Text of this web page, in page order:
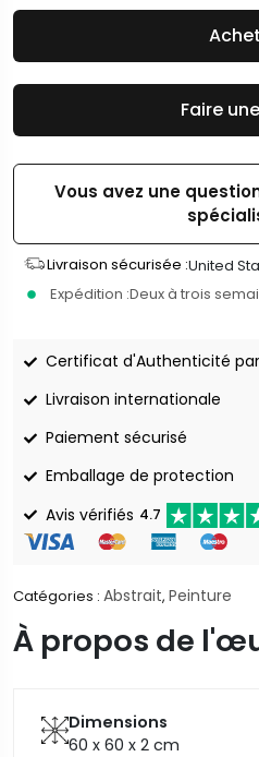
Faire
Vous avez une
Livraison sécurisée :United
Expédition :Deux à trois
Certificat d'Authenticité
Livraison internationale
Paiement sécurisé
Emballage de protection
Avis vérifiés 4.7
Catégories : Abstrait, Peinture
À propos de
Dimensions
60 x 60 x 2 cm